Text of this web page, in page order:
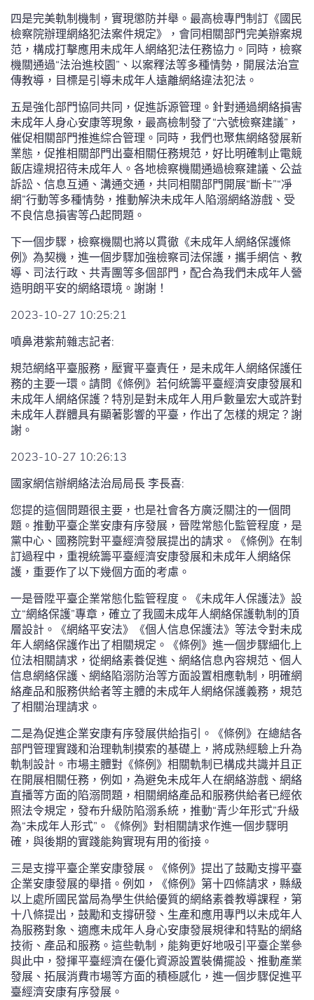
四是完美軌制機制，實現懲防并舉。最高檢專門制訂《國民
檢察院辦理網絡犯法案件規定》，會同相關部門完美辦案規
范，構成打擊應用未成年人網絡犯法任務協力。同時，檢察
機關通過“法治進校園”、以案釋法等多種情勢，開展法治宣
傳教導，目標是引導未成年人遠離網絡違法犯法。
五是強化部門協同共同，促進訴源管理。針對通過網絡損害
未成年人身心安康等現象，最高檢制發了“六號檢察建議”，
催促相關部門推進綜合管理。同時，我們也聚焦網絡發展新
業態，促推相關部門出臺相關任務規范，好比明確制止電競
飯店違規招待未成年人。各地檢察機關通過檢察建議、公益
訴訟、信息互通、溝通交通，共同相關部門開展“斷卡”“凈
網”行動等多種情勢，推動解決未成年人陷溺網絡游戲、受
不良信息損害等凸起問題。
下一個步驟，檢察機關也將以貫徹《未成年人網絡保護條
例》為契機，進一個步驟加強檢察司法保護，攜手網信、教
導、司法行政、共青團等多個部門，配合為我們未成年人營
造明朗平安的網絡環境。謝謝！
2023-10-27 10:25:21
噴鼻港紫荊雜志記者:
規范網絡平臺服務，壓實平臺責任，是未成年人網絡保護任
務的主要一環。請問《條例》若何統籌平臺經濟安康發展和
未成年人網絡保護？特別是對未成年人用戶數量宏大或許對
未成年人群體具有顯著影響的平臺，作出了怎樣的規定？謝
謝。
2023-10-27 10:26:13
國家網信辦網絡法治局局長 李長喜:
您提的這個問題很主要，也是社會各方廣泛關注的一個問
題。推動平臺企業安康有序發展，晉陞常態化監管程度，是
黨中心、國務院對平臺經濟發展提出的請求。《條例》在制
訂過程中，重視統籌平臺經濟安康發展和未成年人網絡保
護，重要作了以下幾個方面的考慮。
一是晉陞平臺企業常態化監管程度。《未成年人保護法》設
立“網絡保護”專章，確立了我國未成年人網絡保護軌制的頂
層設計。《網絡平安法》《個人信息保護法》等法令對未成
年人網絡保護作出了相關規定。《條例》進一個步驟細化上
位法相關請求，從網絡素養促進、網絡信息內容規范、個人
信息網絡保護、網絡陷溺防治等方面設置相應軌制，明確網
絡產品和服務供給者等主體的未成年人網絡保護義務，規范
了相關治理請求。
二是為促進企業安康有序發展供給指引。《條例》在總結各
部門管理實踐和治理軌制摸索的基礎上，將成熟經驗上升為
軌制設計。市場主體對《條例》相關軌制已構成共識并且正
在開展相關任務，例如，為避免未成年人在網絡游戲、網絡
直播等方面的陷溺問題，相關網絡產品和服務供給者已經依
照法令規定，發布升級防陷溺系統，推動“青少年形式”升級
為“未成年人形式”。《條例》對相關請求作進一個步驟明
確，與後期的實踐能夠實現有用的銜接。
三是支撐平臺企業安康發展。《條例》提出了鼓勵支撐平臺
企業安康發展的舉措。例如，《條例》第十四條請求，縣級
以上處所國民當局為學生供給優質的網絡素養教導課程，第
十八條提出，鼓勵和支撐研發、生產和應用專門以未成年人
為服務對象、適應未成年人身心安康發展規律和特點的網絡
技術、產品和服務。這些軌制，能夠更好地吸引平臺企業參
與此中，發揮平臺經濟在優化資源設置裝備擺設、推動產業
發展、拓展消費市場等方面的積極感化，進一個步驟促進平
臺經濟安康有序發展。